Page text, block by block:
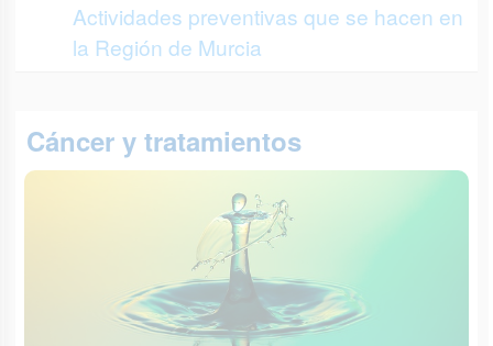
Actividades preventivas que se hacen en
la Región de Murcia
Cáncer y tratamientos